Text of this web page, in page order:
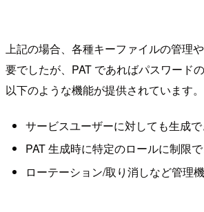
上記の場合、各種キーファイルの管理
要でしたが、PAT であればパスワード
以下のような機能が提供されています。
サービスユーザーに対しても生成で
PAT 生成時に特定のロールに制限
ローテーション/取り消しなど管理